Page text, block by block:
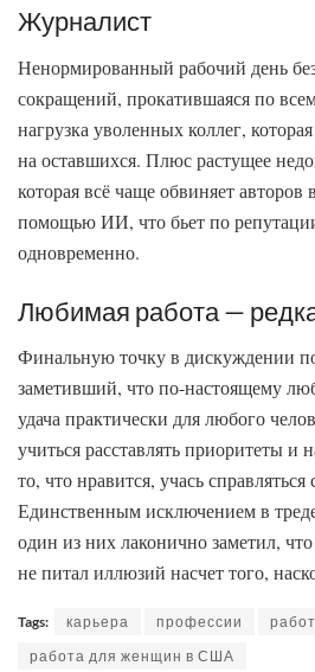
Журналист
Ненормированный рабочий день
сокращений, прокатившаяся по
нагрузка уволенных коллег,
на оставшихся. Плюс растущее
которая всё чаще обвиняет авторов
помощью ИИ, что бьет по
одновременно.
Любимая работа —
Финальную точку в дискуждении
заметивший, что по-настоящему
удача практически для любого
учиться расставлять приоритеты и
то, что нравится, учась
Единственным исключением в
один из них лаконично заметил,
не питал иллюзий насчет того,
Tags: карьера профессии
работа для женщин в США